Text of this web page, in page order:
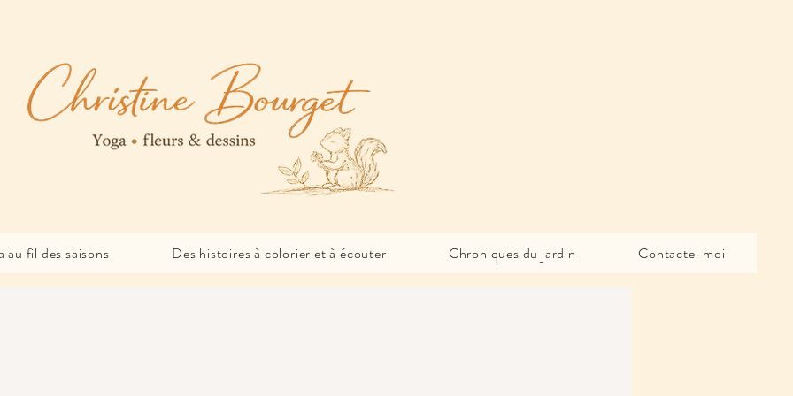
au fil des saisons Des histoires à colorier et à écouter Chroniques du jardin Contacte-moi